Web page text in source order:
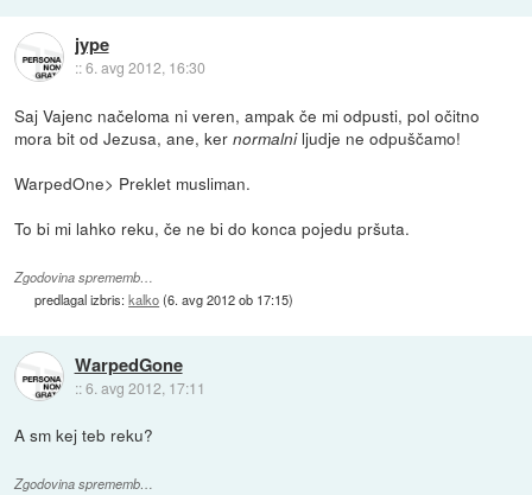
jype
::6. avg 2012, 16:30
Saj Vajenc načeloma ni veren, ampak če mi odpusti, pol očitno
mora bit od Jezusa, ane, kernormalniljudje ne odpuščamo!
WarpedOne> Preklet musliman.
To bi mi lahko reku, če ne bi do konca pojedu pršuta.
Zgodovina sprememb…
predlagal izbris:kalko(6. avg 2012 ob 17:15)
WarpedGone
::6. avg 2012, 17:11
A sm kej teb reku?
Zgodovina sprememb…